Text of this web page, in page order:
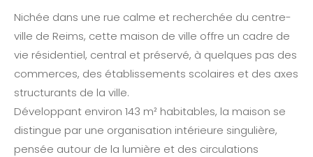
Nichée dans une rue calme et recherchée du centre-
ville de Reims, cette maison de ville offre un cadre de
vie résidentiel, central et préservé, à quelques pas des
commerces, des établissements scolaires et des axes
structurants de la ville.
Développant environ 143 m² habitables, la maison se
distingue par une organisation intérieure singulière,
pensée autour de la lumière et des circulations